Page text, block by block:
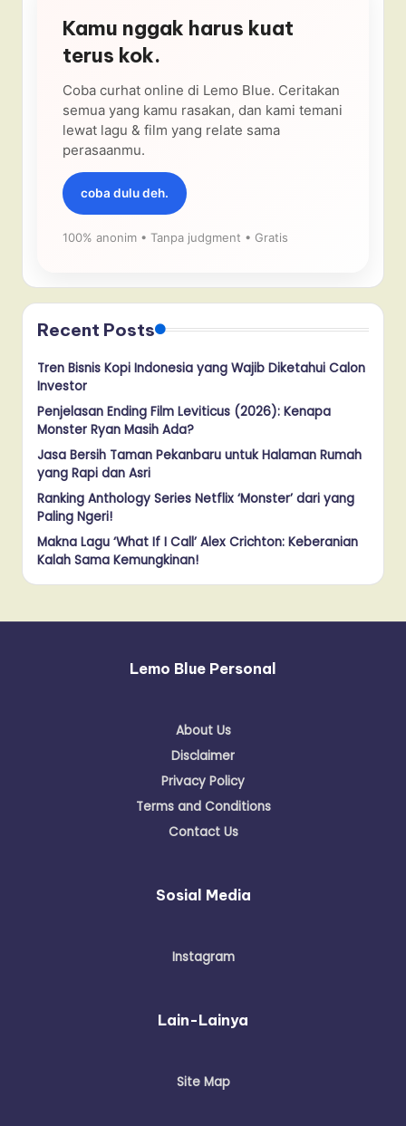
Kamu nggak harus kuat
terus kok.
Coba curhat online di Lemo Blue. Ceritakan
semua yang kamu rasakan, dan kami temani
lewat lagu & film yang relate sama
perasaanmu.
coba dulu deh.
100% anonim • Tanpa judgment • Gratis
Recent Posts
Tren Bisnis Kopi Indonesia yang Wajib Diketahui Calon
Investor
Penjelasan Ending Film Leviticus (2026): Kenapa
Monster Ryan Masih Ada?
Jasa Bersih Taman Pekanbaru untuk Halaman Rumah
yang Rapi dan Asri
Ranking Anthology Series Netflix ‘Monster’ dari yang
Paling Ngeri!
Makna Lagu ‘What If I Call’ Alex Crichton: Keberanian
Kalah Sama Kemungkinan!
Lemo Blue Personal
About Us
Disclaimer
Privacy Policy
Terms and Conditions
Contact Us
Sosial Media
Instagram
Lain-Lainya
Site Map